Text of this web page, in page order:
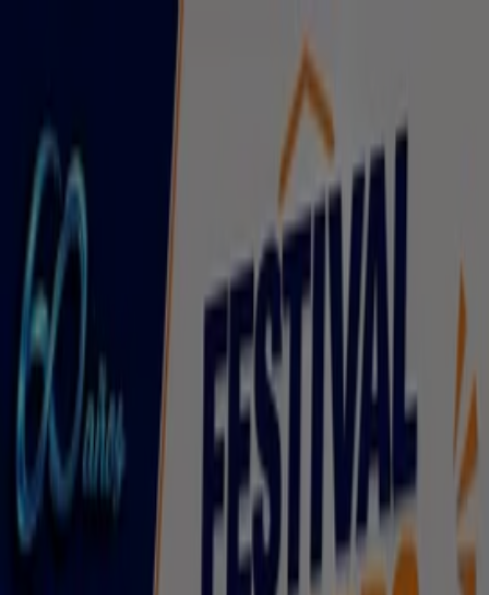
Tlaxcala de Xicohténcatl
Destacados
Tiendas
Departamentales
Ropa, Zapatos y Accesorios
Clases
Farmacias y
SaludElectrónica Ferreterías
Salud y
Belleza
Restaurantes
Bancos y
Servicios
Librerías y Papelerías
Entretenimiento
Ópticas
Tienda Contino | 20 de Noviembre #
11 , Tlaxcala de Xicohténcatl -
Teléfonos, Horarios y Promociones